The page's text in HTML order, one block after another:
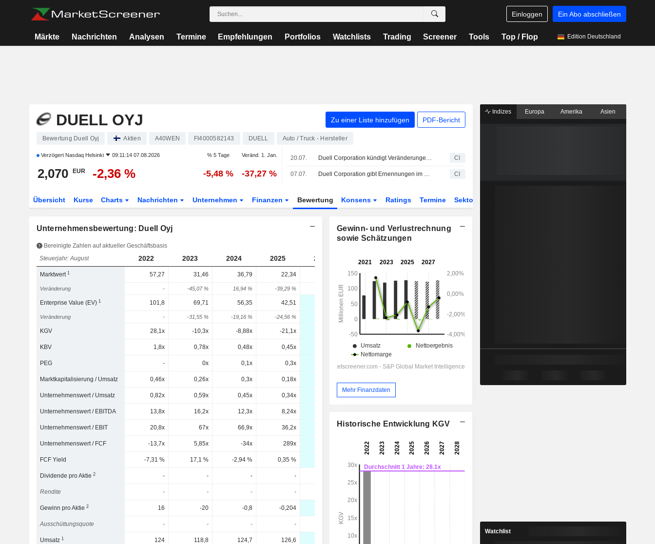
Einloggen Ein Abo abschließen
Märkte Nachrichten Analysen Termine Empfehlungen Portfolios Watchlists Trading Screener Tools Top / Flop Edition Deutschland
DUELL OYJ Zu einer Liste hinzufügen PDF-Bericht
Bewertung Duell Oyj Aktien A40WEN FI4000582143 DUELL Auto / Truck - Hersteller
Verzögert Nasdaq Helsinki 09:11:14 07.08.2026 % 5 Tage Veränd. 1. Jan.
2,070 EUR -2,36 % -5,48 % -37,27 %
20.07. Duell Corporation kündigt Veränderungen im Management an CI
07.07. Duell Corporation gibt Ernennungen im Führungsteam bekannt - wirksam zum 1. September 2026 CI
Übersicht Kurse Charts Nachrichten Unternehmen Finanzen Bewertung Konsens Ratings Termine Sektor
Unternehmensbewertung: Duell Oyj
Bereinigte Zahlen auf aktueller Geschäftsbasis
Steuerjahr: August
2022 2023 2024 2025 2026 2027 2028
Marktwert1 57,27 31,46 36,79 22,34
Veränderung - -45,07 % 16,94 % -39,29 % -50,7 % -
Enterprise Value (EV)1 101,8 69,71 56,35 42,51 29,01 28,51 28,01
Veränderung - -31,55 % -19,16 % -24,56 % -31,76 % -1,75 %
KGV 28,1x -10,3x -8,88x -21,1x -21,2x
KBV 1,8x 0,78x 0,48x 0,45x 0,25x 0,25x
PEG - 0x 0,1x 0,3x 0,1x 0,3x
Marktkapitalisierung / Umsatz 0,46x 0,26x 0,3x 0,18x
Unternehmenswert / Umsatz 0,82x 0,59x 0,45x 0,34x 0,24x 0,23x
Unternehmenswert / EBITDA 13,8x 16,2x 12,3x 8,24x
Unternehmenswert / EBIT 20,8x 67x 66,9x 36,2x -10,7x 47,5x 16,5x
Unternehmenswert / FCF -13,7x 5,85x -34x 289x 20,4x 35x
FCF Yield -7,31 % 17,1 % -2,94 % 0,35 %
Dividende pro Aktie2 - - - - 0,005 0,125
Rendite - - - - 0,24 % 5,9 %
Gewinn pro Aktie2 16 -20 -0,8 -0,204 -0,31 -0,1
Ausschüttungsquote - - - - - -1,61 % -125 %
Umsatz1 124 118,8 124,7 126,6 122,2 127,4
Gewinn- und Verlustrechnung
sowie Schätzungen
Mehr Finanzdaten
Historische Entwicklung KGV
Indizes Europa Amerika Asien
Watchlist